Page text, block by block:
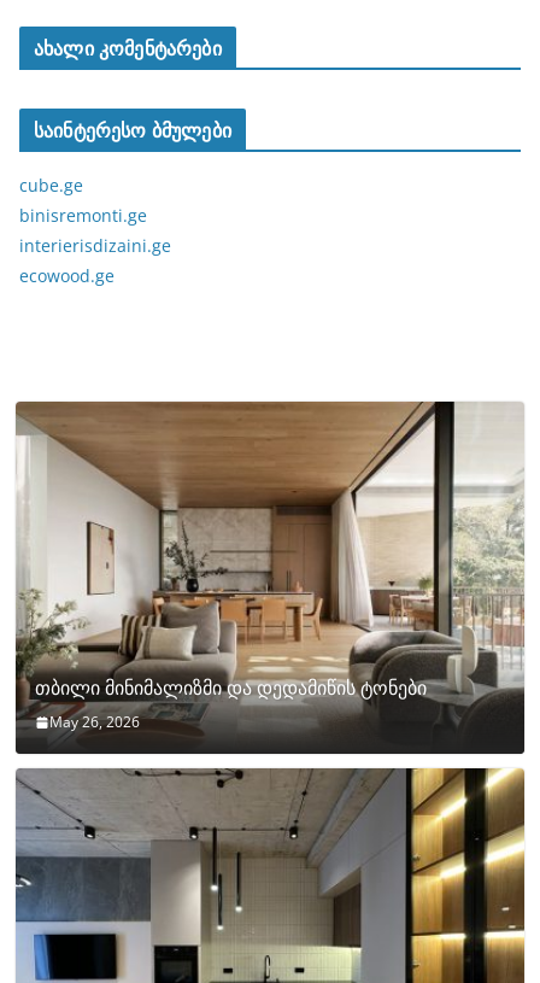
ახალი კომენტარები
საინტერესო ბმულები
cube.ge
binisremonti.ge
interierisdizaini.ge
ecowood.ge
თბილი მინიმალიზმი და დედამიწის ტონები
May 26, 2026